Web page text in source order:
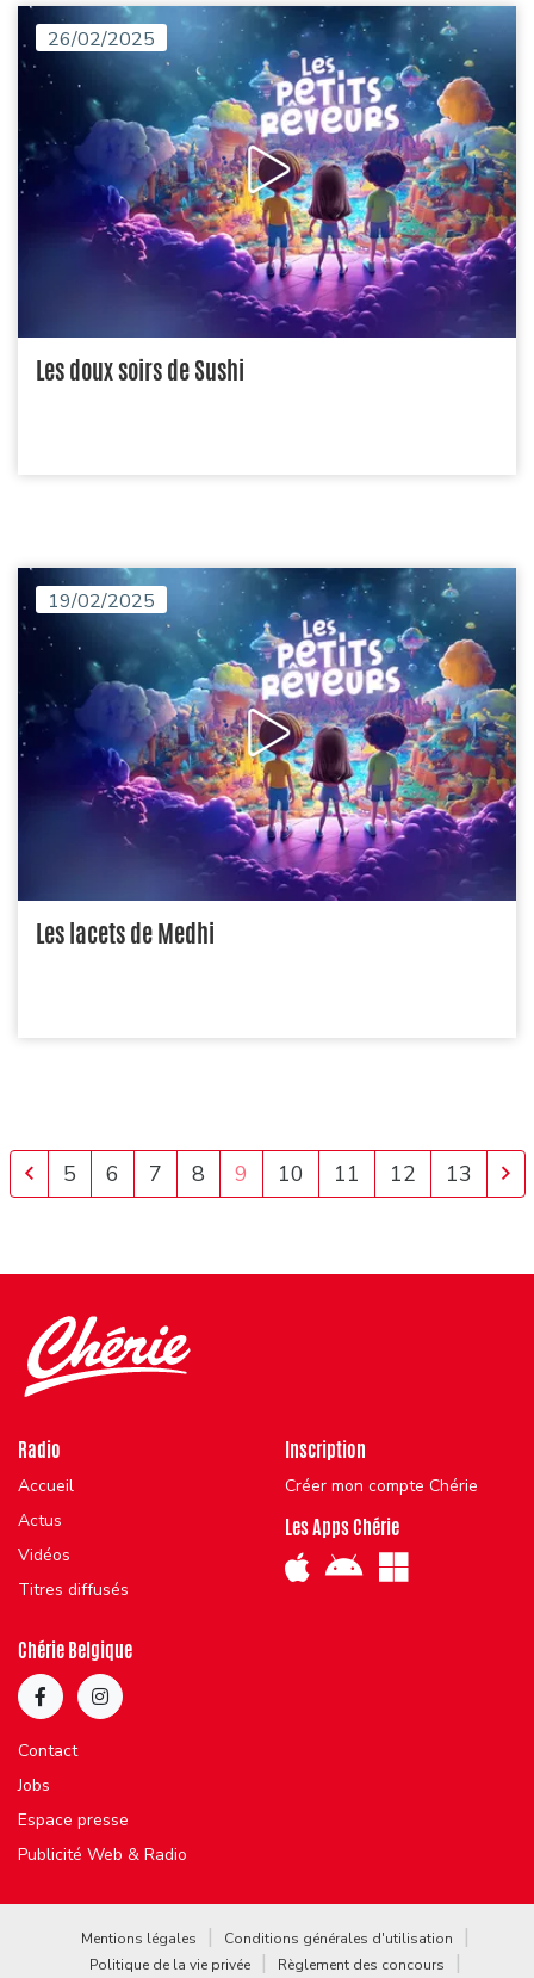
26/02/2025
Les doux soirs de Sushi
19/02/2025
Les lacets de Medhi
Previous
5 6 7 8 9 10 11 12 13
Radio
Accueil
Actus
Vidéos
Titres diffusés
Inscription
Créer mon compte Chérie
Les Apps Chérie
Chérie Belgique
Contact
Jobs
Espace presse
Publicité Web & Radio
Mentions légales
Conditions générales d'utilisation
Politique de la vie privée
Règlement des concours